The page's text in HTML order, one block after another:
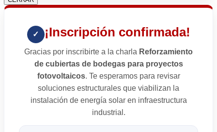
✓ ¡Inscripción confirmada!
Gracias por inscribirte a la charla Reforzamiento
de cubiertas de bodegas para proyectos
fotovoltaicos. Te esperamos para revisar
soluciones estructurales que viabilizan la
instalación de energía solar en infraestructura
industrial.